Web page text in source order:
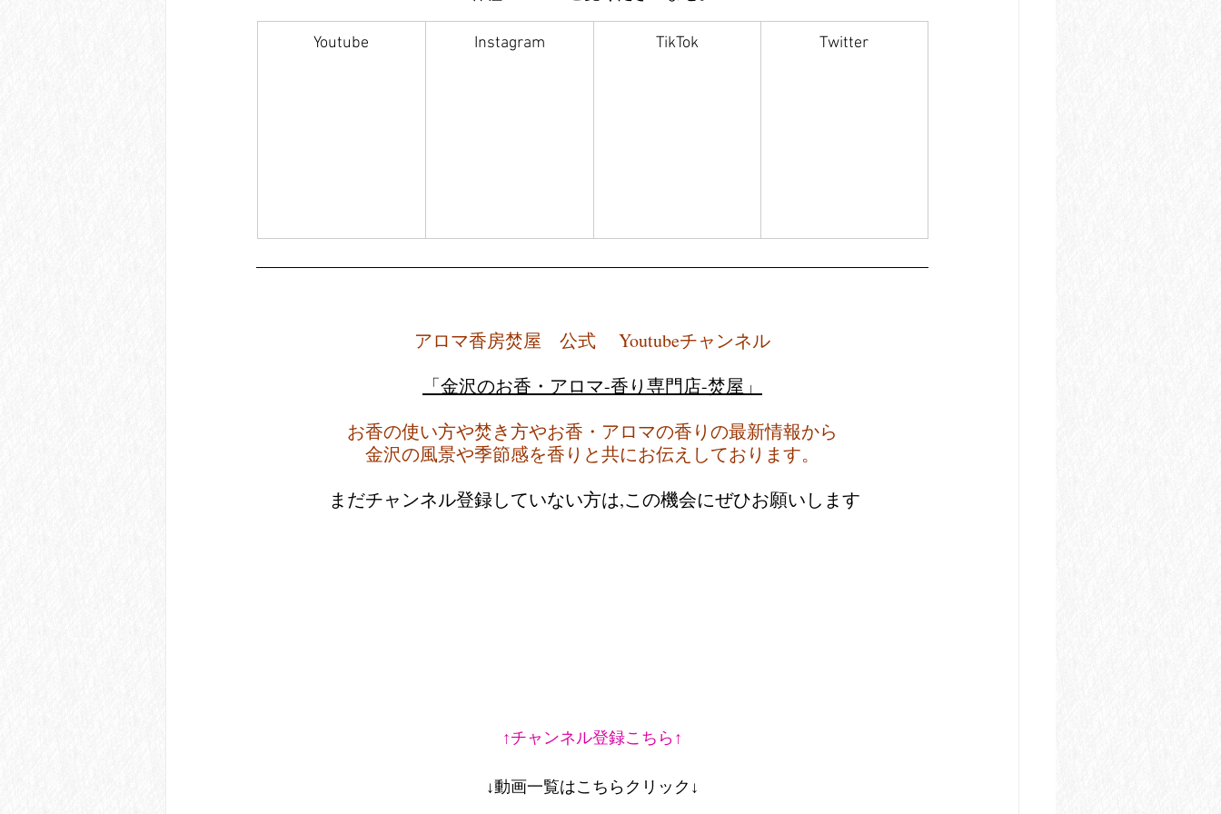
Youtube Instagram TikTok Twitter
アロマ香房焚屋　公式　 Youtubeチャンネル
「金沢のお香・アロマ-香り専門店-焚屋」
お香の使い方や焚き方やお香・アロマの香りの最新情報から
金沢の風景や季節感を香りと共にお伝えしております。
まだチャンネル登録していない方は,この機会にぜひお願いします
↑チャンネル登録こちら↑
↓動画一覧はこちらクリック↓